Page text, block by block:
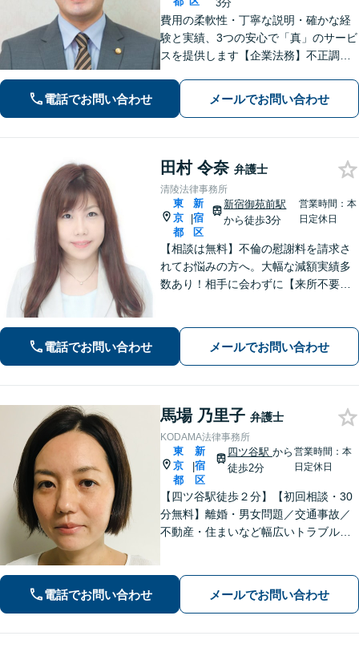
3分
費用の柔軟性・丁寧な説明・確かな経
験と実績、3つの安心で「真」のサービ
スを提供します【企業法務】不正調
さい【刑事事件】即日接見対応。不起
訴・減刑に向けて、元検察官がトータ
電話でお問い合わせ メールでお問い合わせ
田村 令奈 弁護士
清陵法律事務所
東
京
都
|
新
宿
区
新宿御苑前駅
から徒歩3分
営業時間：本
日定休日
【相談は無料】不倫の慰謝料を請求さ
れてお悩みの方へ。大幅な減額実績多
数あり！相手に会わずに【来所不要で
ください【新宿御苑前駅3分】
電話でお問い合わせ メールでお問い合わせ
馬場 乃里子 弁護士
KODAMA法律事務所
東
京
都
|
新
宿
区
四ツ谷駅 から
徒歩2分
営業時間：本
日定休日
【四ツ谷駅徒歩２分】【初回相談・30
分無料】離婚・男女問題／交通事故／
不動産・住まいなど幅広いトラブルに
案します【夜間・土日祝のご相談OK
（要事前予約）】
電話でお問い合わせ メールでお問い合わせ